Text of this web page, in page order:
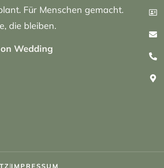
Für Menschen gemacht.
die bleiben.
Wedding
|IMPRESSUM